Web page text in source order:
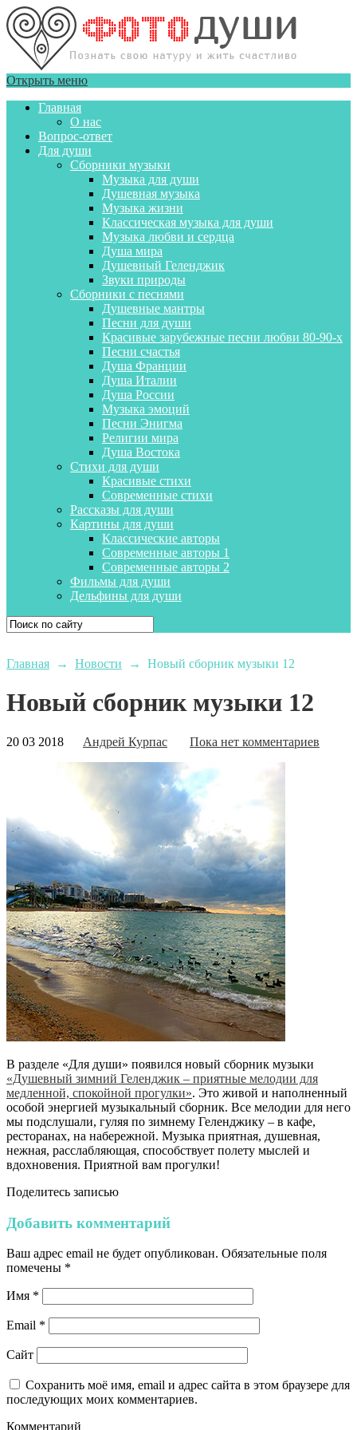
Открыть меню
Главная
О нас
Вопрос-ответ
Для души
Сборники музыки
Музыка для души
Душевная музыка
Музыка жизни
Классическая музыка для души
Музыка любви и сердца
Душа мира
Душевный Геленджик
Звуки природы
Сборники с песнями
Душевные мантры
Песни для души
Красивые зарубежные песни любви 80-90-х
Песни счастья
Душа Франции
Душа Италии
Душа России
Музыка эмоций
Песни Энигма
Религии мира
Душа Востока
Стихи для души
Красивые стихи
Современные стихи
Рассказы для души
Картины для души
Классические авторы
Современные авторы 1
Современные авторы 2
Фильмы для души
Дельфины для души
Главная → Новости → Новый сборник музыки 12
Новый сборник музыки 12
20 03 2018 Андрей Курпас Пока нет комментариев
В разделе «Для души» появился новый сборник музыки
«Душевный зимний Геленджик – приятные мелодии для
медленной, спокойной прогулки». Это живой и наполненный
особой энергией музыкальный сборник. Все мелодии для него
мы подслушали, гуляя по зимнему Геленджику – в кафе,
ресторанах, на набережной. Музыка приятная, душевная,
нежная, расслабляющая, способствует полету мыслей и
вдохновения. Приятной вам прогулки!
Поделитесь записью
Добавить комментарий
Ваш адрес email не будет опубликован. Обязательные поля
помечены *
Имя *
Email *
Сайт
Сохранить моё имя, email и адрес сайта в этом браузере для
последующих моих комментариев.
Комментарий